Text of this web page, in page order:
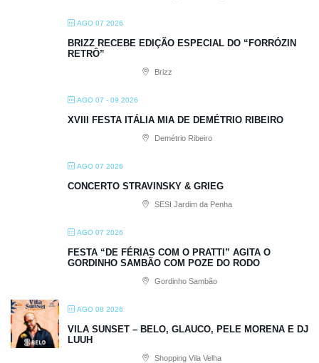
AGO 07 2026
BRIZZ RECEBE EDIÇÃO ESPECIAL DO “FORRÓZIN
RETRÔ”
Brizz
AGO 07 - 09 2026
XVIII FESTA ITÁLIA MIA DE DEMÉTRIO RIBEIRO
Demétrio Ribeiro
AGO 07 2026
CONCERTO STRAVINSKY & GRIEG
SESI Jardim da Penha
AGO 07 2026
FESTA “DE FÉRIAS COM O PRATTI” AGITA O
GORDINHO SAMBÃO COM POZE DO RODO
Gordinho Sambão
AGO 08 2026
VILA SUNSET – BELO, GLAUCO, PELE MORENA E DJ
LUUH
Shopping Vila Velha